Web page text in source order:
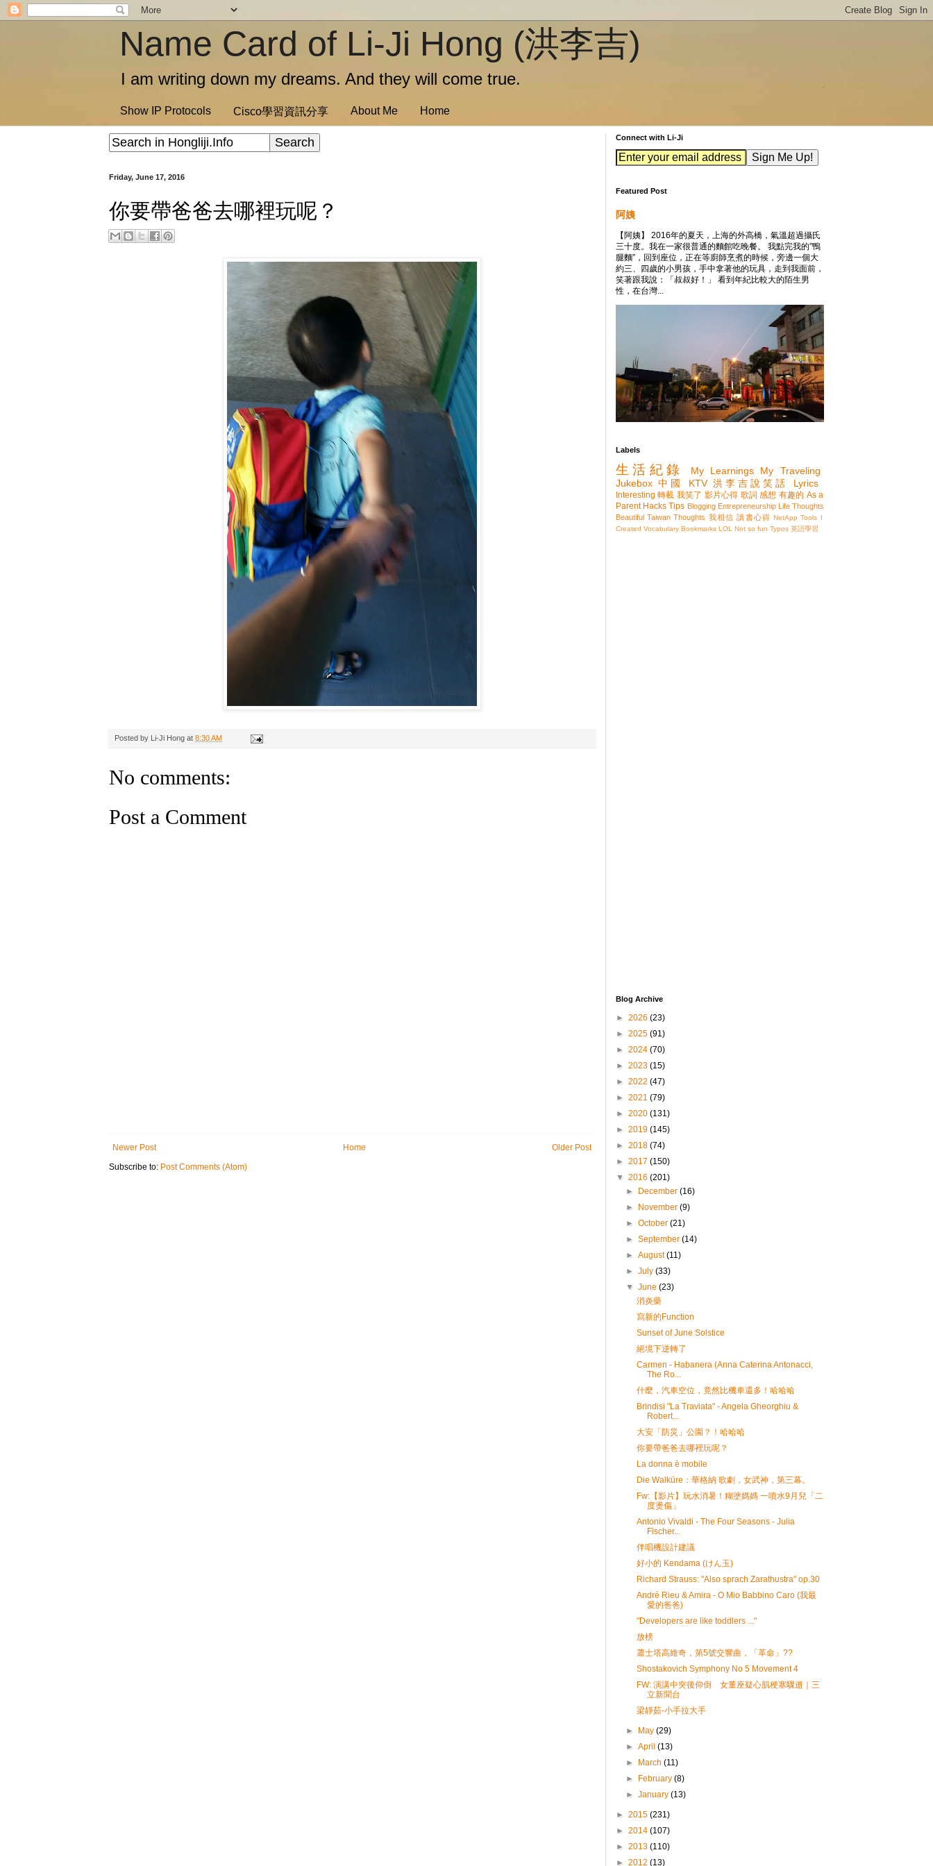
Name Card of Li-Ji Hong (洪李吉)
I am writing down my dreams. And they will come true.
Show IP Protocols Cisco學習資訊分享 About Me Home
Friday, June 17, 2016
你要帶爸爸去哪裡玩呢？
Posted by Li-Ji Hong at 8:30 AM
No comments:
Post a Comment
Newer Post Older Post
Home
Subscribe to: Post Comments (Atom)
Connect with Li-Ji
Featured Post
阿姨
【阿姨】 2016年的夏天，上海的外高橋，氣溫超過攝氏
三十度。我在一家很普通的麵館吃晚餐。 我點完我的”鴨
腿麵”，回到座位，正在等廚師烹煮的時候，旁邊一個大
約三、四歲的小男孩，手中拿著他的玩具，走到我面前，
笑著跟我說：「叔叔好！」 看到年紀比較大的陌生男
性，在台灣...
Labels
生活紀錄 My Learnings
My Traveling
Jukebox 中國 KTV 洪李吉說笑話 Lyrics
Interesting 轉載 我笑了 影片心得 歌詞 感想 有趣的 As a
Parent Hacks Tips Blogging Entrepreneurship Life Thoughts
Beautiful Taiwan Thoughts 我相信 讀書心得 NetApp Tools I
Created Vocabulary Bookmarks LOL Not so fun Typos 英語學習
Blog Archive
► 2026 (23)
► 2025 (91)
► 2024 (70)
► 2023 (15)
► 2022 (47)
► 2021 (79)
► 2020 (131)
► 2019 (145)
► 2018 (74)
► 2017 (150)
▼ 2016 (201)
►
December(16)
►
November(9)
►October(21)
►September(14)
►August(11)
►July(33)
▼June(23)
消炎藥
寫新的Function
Sunset of June Solstice
絕境下逆轉了
Carmen - Habanera (Anna Caterina Antonacci,
The Ro...
什麼，汽車空位，竟然比機車還多！哈哈哈
Brindisi "La Traviata" - Angela Gheorghiu &
Robert...
大安「防災」公園？！哈哈哈
你要帶爸爸去哪裡玩呢？
La donna è mobile
Die Walküre：華格納 歌劇，女武神，第三幕。
Fw:【影片】​玩水消暑！糊塗媽媽 一噴水9月兒「二
度燙傷」
Antonio Vivaldi - The Four Seasons - Julia
Fischer...
伴唱機設計建議
好小的 Kendama (けん玉)
Richard Strauss: "Also sprach Zarathustra" op.30
André Rieu & Amira - O Mio Babbino Caro (我最
愛的爸爸)
"Developers are like toddlers ..."
放榜
蕭士塔高維奇，第5號交響曲，「革命」??
Shostakovich Symphony No 5 Movement 4
FW: 演講中突後仰倒 女董座疑心肌梗塞驟逝｜三
立新聞台
梁靜茹-小手拉大手
► May(29)
►April(13)
►
March(11)
►
February(8)
►January(13)
► 2015 (231)
► 2014 (107)
► 2013 (110)
► 2012 (13)